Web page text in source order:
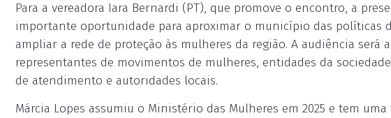
Para a vereadora Iara Bernardi (PT), que promove o encontro, a
importante oportunidade para aproximar o município das políticas
ampliar a rede de proteção às mulheres da região. A audiência será
representantes de movimentos de mulheres, entidades da
de atendimento e autoridades locais.
Márcia Lopes assumiu o Ministério das Mulheres em 2025 e tem